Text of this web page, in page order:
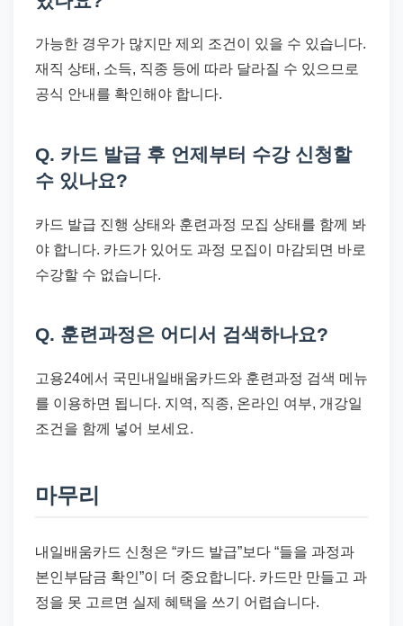
가능한 경우가 많지만 제외 조건이 있을 수 있습니다.
재직 상태, 소득, 직종 등에 따라 달라질 수 있으므로
공식 안내를 확인해야 합니다.
Q. 카드 발급 후 언제부터 수강 신청할
수 있나요?
카드 발급 진행 상태와 훈련과정 모집 상태를 함께 봐
야 합니다. 카드가 있어도 과정 모집이 마감되면 바로
수강할 수 없습니다.
Q. 훈련과정은 어디서 검색하나요?
고용24에서 국민내일배움카드와 훈련과정 검색 메뉴
를 이용하면 됩니다. 지역, 직종, 온라인 여부, 개강일
조건을 함께 넣어 보세요.
마무리
내일배움카드 신청은 “카드 발급”보다 “들을 과정과
본인부담금 확인”이 더 중요합니다. 카드만 만들고 과
정을 못 고르면 실제 혜택을 쓰기 어렵습니다.